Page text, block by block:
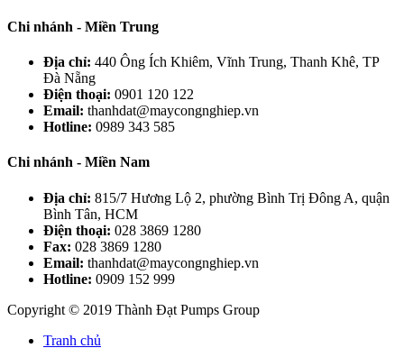
Chi nhánh - Miền Trung
Địa chỉ: 440 Ông Ích Khiêm, Vĩnh Trung, Thanh Khê, TP
Đà Nẵng
Điện thoại: 0901 120 122
Email: thanhdat@maycongnghiep.vn
Hotline: 0989 343 585
Chi nhánh - Miền Nam
Địa chỉ: 815/7 Hương Lộ 2, phường Bình Trị Đông A, quận
Bình Tân, HCM
Điện thoại: 028 3869 1280
Fax: 028 3869 1280
Email: thanhdat@maycongnghiep.vn
Hotline: 0909 152 999
Copyright © 2019 Thành Đạt Pumps Group
Tranh chủ